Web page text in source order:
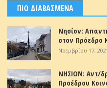
ΠΙΟ ΔΙΑΒΑΣΜΕΝΑ
Νησίον:
στον Πρόεδρο
Νοεμβρίου 17,
ΝΗΣΙΟΝ: Αντ/
Προέδρου